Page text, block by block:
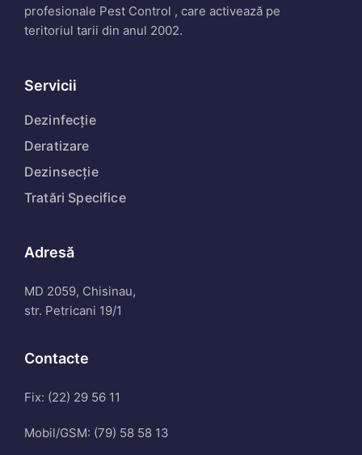
profesionale Pest Control , care activează pe
teritoriul tarii din anul 2002.
Servicii
Dezinfecție
Deratizare
Dezinsecție
Tratări Specifice
Adresă
MD 2059, Chisinau,
str. Petricani 19/1
Contacte
Fix: (22) 29 56 11
Mobil/GSM: (79) 58 58 13